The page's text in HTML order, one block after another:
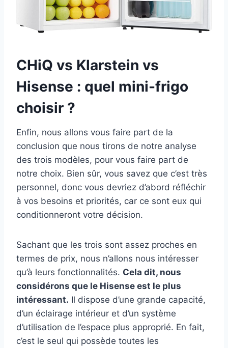
CHiQ vs Klarstein vs
Hisense : quel mini-frigo
choisir ?
Enfin, nous allons vous faire part de la
conclusion que nous tirons de notre analyse
des trois modèles, pour vous faire part de
notre choix. Bien sûr, vous savez que c’est très
personnel, donc vous devriez d’abord réfléchir
à vos besoins et priorités, car ce sont eux qui
conditionneront votre décision.
Sachant que les trois sont assez proches en
termes de prix, nous n’allons nous intéresser
qu’à leurs fonctionnalités. Cela dit, nous
considérons que le Hisense est le plus
intéressant. Il dispose d’une grande capacité,
d’un éclairage intérieur et d’un système
d’utilisation de l’espace plus approprié. En fait,
c’est le seul qui possède toutes les